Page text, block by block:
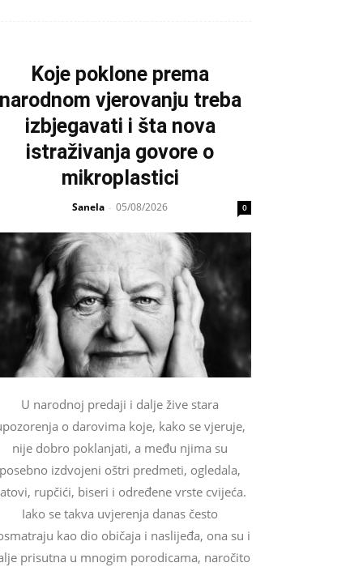
Koje poklone prema
vjerovanju treba
izbjegavati i šta nova
istraživanja govore o
mikroplastici
Sanela - 05/08/2026 0
U narodnoj predaji i dalje žive stara
o darovima koje, kako se vjeruje,
nije dobro poklanjati, a među njima su
posebno izdvojeni oštri predmeti, ogledala,
rupčići, biseri i određene vrste cvijeća.
Iako se takva uvjerenja danas često
kao dio običaja i naslijeđa, ona su i
prisutna u mnogim porodicama, naročito